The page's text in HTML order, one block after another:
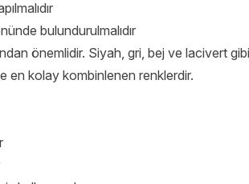
bulundurulmalıdır
önemlidir. Siyah, gri, bej ve lacivert
en kolay kombinlenen renklerdir.